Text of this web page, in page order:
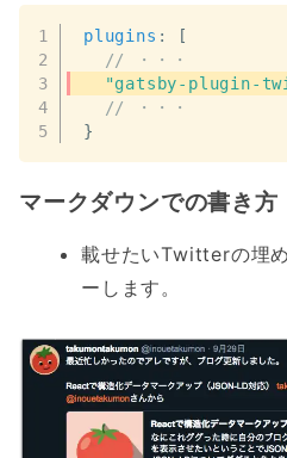
plugins :
[
// ・・・
"gatsby-plugin-
// ・・・
}
マークダウンでの書き方
載せたいTwitterの埋
ーします。